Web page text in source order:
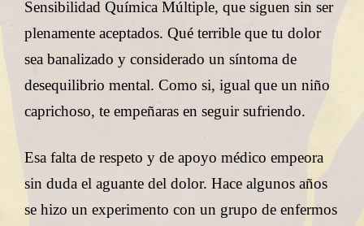
Sensibilidad Química Múltiple, que siguen sin ser
plenamente aceptados. Qué terrible que tu dolor
sea banalizado y considerado un síntoma de
desequilibrio mental. Como si, igual que un niño
caprichoso, te empeñaras en seguir sufriendo.
Esa falta de respeto y de apoyo médico empeora
sin duda el aguante del dolor. Hace algunos años
se hizo un experimento con un grupo de enfermos